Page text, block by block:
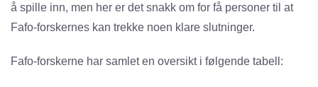
å spille inn, men her er det snakk om for få personer til at
Fafo-forskernes kan trekke noen klare slutninger.
Fafo-forskerne har samlet en oversikt i følgende tabell: